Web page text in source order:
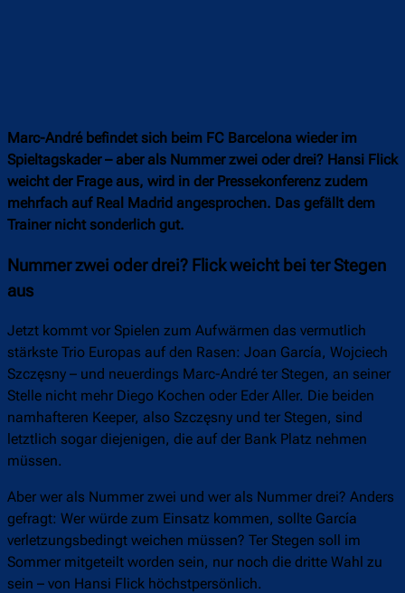
Marc-André befindet sich beim FC Barcelona wieder im
Spieltagskader – aber als Nummer zwei oder drei? Hansi Flick
weicht der Frage aus, wird in der Pressekonferenz zudem
mehrfach auf Real Madrid angesprochen. Das gefällt dem
Trainer nicht sonderlich gut.
Nummer zwei oder drei? Flick weicht bei ter Stegen
aus
Jetzt kommt vor Spielen zum Aufwärmen das vermutlich
stärkste Trio Europas auf den Rasen: Joan García, Wojciech
Szczęsny – und neuerdings Marc-André ter Stegen, an seiner
Stelle nicht mehr Diego Kochen oder Eder Aller. Die beiden
namhafteren Keeper, also Szczęsny und ter Stegen, sind
letztlich sogar diejenigen, die auf der Bank Platz nehmen
müssen.
Aber wer als Nummer zwei und wer als Nummer drei? Anders
gefragt: Wer würde zum Einsatz kommen, sollte García
verletzungsbedingt weichen müssen? Ter Stegen soll im
Sommer mitgeteilt worden sein, nur noch die dritte Wahl zu
sein – von Hansi Flick höchstpersönlich.